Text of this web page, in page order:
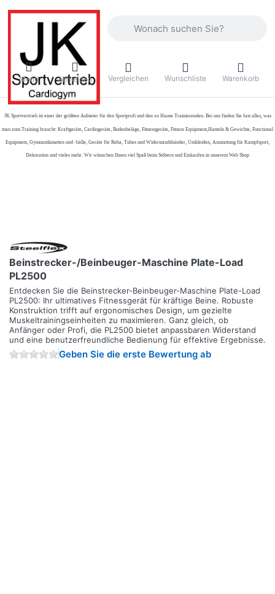
Menü Anmelden Vergleichen Wunschliste Warenkorb
JK Sportvertrieb ist einer der größten Anbieter für den Sportprofi und den zu Hause Trainierenden. Bei uns finden Sie fast alles, was
man zum Training braucht: Kraftgeräte, Cardiogeräte, Bodenbeläge, Fitnessgeräte, Fitness Equipment,Hanteln & Gewichte, Functional
Equipment, Gymnastikmatten und -bälle, Geräte für Reha, Tubes und Widerstandsbänder, Umkleiden, Ausstattung für Kampfsport,
Dekoration und vieles mehr. Wir wünschen Ihnen viel Spaß beim Stöbern und Einkaufen in unserem Web Shop
Beinstrecker-/Beinbeuger-Maschine Plate-Load
PL2500
Entdecken Sie die Beinstrecker-Beinbeuger-Maschine Plate-Load
PL2500: Ihr ultimatives Fitnessgerät für kräftige Beine. Robuste
Konstruktion trifft auf ergonomisches Design, um gezielte
Muskeltrainingseinheiten zu maximieren. Ganz gleich, ob
Anfänger oder Profi, die PL2500 bietet anpassbaren Widerstand
und eine benutzerfreundliche Bedienung für effektive Ergebnisse.
Geben Sie die erste Bewertung ab